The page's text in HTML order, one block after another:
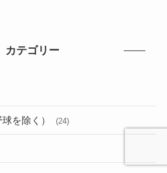
カテゴリー
を除く） (24)